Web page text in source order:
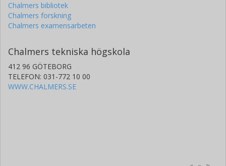
Chalmers bibliotek
Chalmers forskning
Chalmers examensarbeten
Chalmers tekniska högskola
412 96 GÖTEBORG
TELEFON: 031-772 10 00
WWW.CHALMERS.SE